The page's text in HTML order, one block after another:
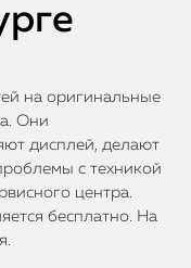
на оригинальные
Они
дисплей, делают
с техникой
центра.
бесплатно. На